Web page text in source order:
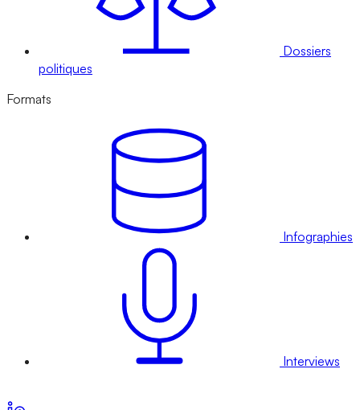
Dossiers
politiques
Formats
Infographies
Interviews